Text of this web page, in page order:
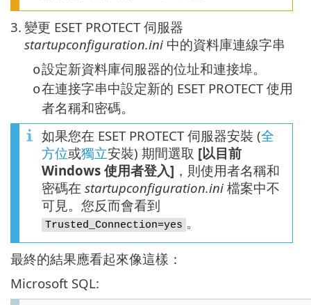
3. 變更 ESET PROTECT 伺服器
startupconfiguration.ini 中的資料庫連線字串
o設定新資料庫伺服器的位址和連接埠。
o在連接字串中設定新的 ESET PROTECT 使用
者名稱和密碼。
如果您在 ESET PROTECT 伺服器安裝 (全
方位或獨立安裝) 期間選取 [以目前
Windows 使用者登入] ，則使用者名稱和
密碼在 startupconfiguration.ini 檔案中不
可見。您反而會看到
Trusted_Connection=yes 。
最終的結果應看起來像這樣：
Microsoft SQL: